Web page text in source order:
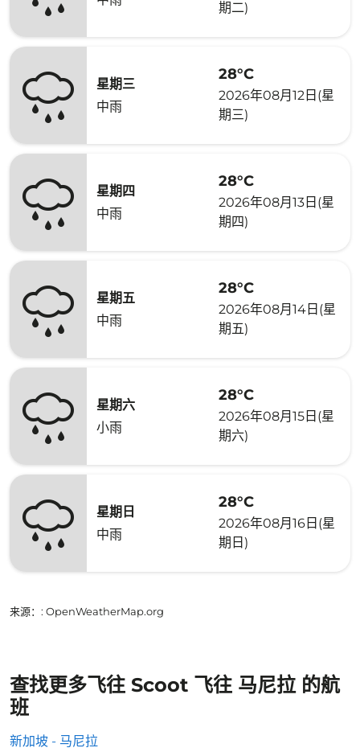
期二)
星期三
中雨
28°C
2026年08月12日(星
期三)
星期四
中雨
28°C
2026年08月13日(星
期四)
星期五
中雨
28°C
2026年08月14日(星
期五)
星期六
小雨
28°C
2026年08月15日(星
期六)
星期日
中雨
28°C
2026年08月16日(星
期日)
来源： : OpenWeatherMap.org
查找更多飞往 Scoot 飞往 马尼拉 的航
班
新加坡 - 马尼拉